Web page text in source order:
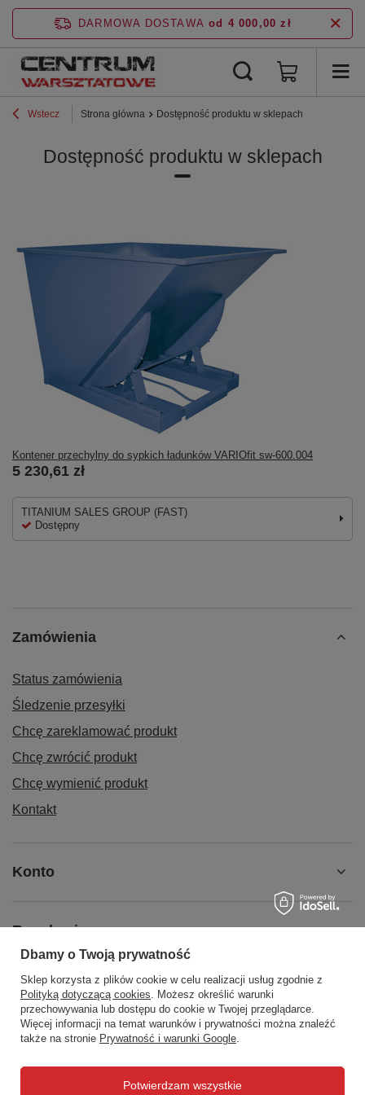
DARMOWA DOSTAWA od 4 000,00 zł
Wstecz Strona główna Dostępność produktu w sklepach
Dostępność produktu w sklepach
Kontener przechylny do sypkich ładunków VARIOfit sw-600.004
5 230,61 zł
TITANIUM SALES GROUP (FAST)
Dostępny
Zamówienia
Status zamówienia
Śledzenie przesyłki
Chcę zareklamować produkt
Chcę zwrócić produkt
Chcę wymienić produkt
Kontakt
Konto
Regulaminy
Social Media
biuro@centrumwarsztatowe.pl
Dbamy o Twoją prywatność
Sklep korzysta z plików cookie w celu realizacji usług zgodnie z
Polityką dotyczącą cookies. Możesz określić warunki
przechowywania lub dostępu do cookie w Twojej przeglądarce.
Więcej informacji na temat warunków i prywatności można znaleźć
także na stronie Prywatność i warunki Google.
Potwierdzam wszystkie